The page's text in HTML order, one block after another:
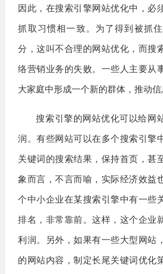
因此，在搜索引擎网站优化中，必
抓取习惯相一致。为了得到被抓
分，这叫不合理的网站优化，而搜
络营销业务的失败。一些人主要从
大家庭中形成一个新的群体，推动信
搜索引擎的网站优化可以给网
润。有些网站可以在多个搜索引擎
关键词的搜索结果，保持首页，甚
象而言，不言而喻，实际经济效益
个中小企业在某搜索引擎中有一些
排名，非常靠前。这样，这个企业
利润。另外，如果有一些大型网站
的网站内容，制定长尾关键词优化